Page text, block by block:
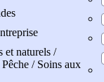
et naturels /
/ Soins aux